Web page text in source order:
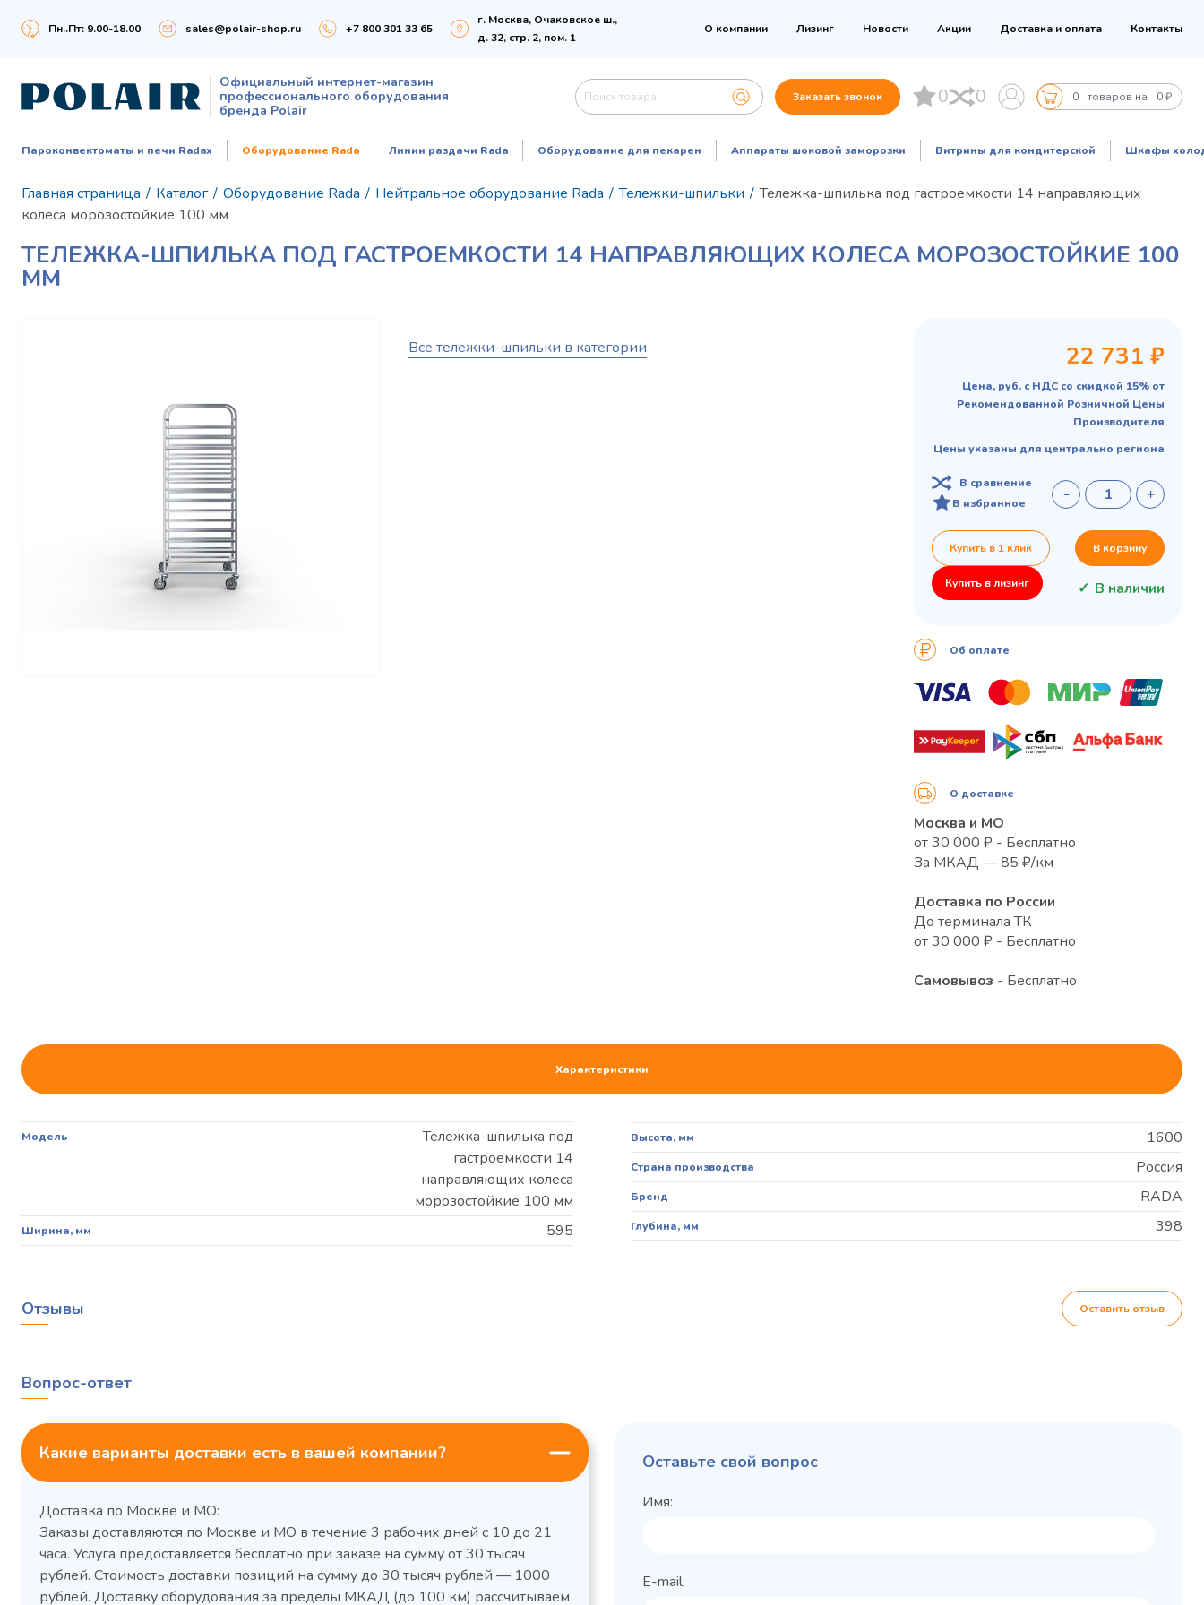
Пн..Пт: 9.00-18.00 sales@polair-shop.ru +7 800 301 33 65
г. Москва, Очаковское ш.,
д. 32, стр. 2, пом. 1
О компании Лизинг Новости Акции Доставка и оплата Контакты
Официальный интернет-магазин
профессионального оборудования
бренда Polair
Заказать звонок 0 0 0 товаров на 0 ₽
Пароконвектоматы и печи Radax Оборудование Rada Линии раздачи Rada Оборудование для пекарен Аппараты шоковой заморозки Витрины для кондитерской Шкафы
Главная страница / Каталог / Оборудование Rada / Нейтральное оборудование Rada / Тележки-шпильки / Тележка-шпилька под гастроемкости 14 направляющих
колеса морозостойкие 100 мм
ТЕЛЕЖКА-ШПИЛЬКА ПОД ГАСТРОЕМКОСТИ 14 НАПРАВЛЯЮЩИХ КОЛЕСА МОРОЗОСТОЙКИЕ 100
ММ
Все тележки-шпильки в категории 22 731 ₽
Цена, руб. с НДС со скидкой 15% от
Рекомендованной Розничной Цены
Производителя
Цены указаны для центрально региона
В сравнение
В избранное
Купить в 1 клик В корзину
Купить в лизинг В наличии
Об оплате
О доставке
Москва и МО
от 30 000 ₽ - Бесплатно
За МКАД — 85 ₽/км
Доставка по России
До терминала ТК
от 30 000 ₽ - Бесплатно
Самовывоз - Бесплатно
Характеристики
Модель
Тележка-шпилька под
гастроемкости 14
направляющих колеса
морозостойкие 100 мм
Ширина, мм 595
Высота, мм 1600
Страна производства Россия
Бренд RADA
Глубина, мм 398
Отзывы Оставить отзыв
Вопрос-ответ
Какие варианты доставки есть в вашей компании?
Доставка по Москве и МО:
Заказы доставляются по Москве и МО в течение 3 рабочих дней с 10 до 21
часа. Услуга предоставляется бесплатно при заказе на сумму от 30 тысяч
рублей. Стоимость доставки позиций на сумму до 30 тысяч рублей — 1000
рублей. Доставку оборудования за пределы МКАД (до 100 км) рассчитываем
Оставьте свой вопрос
Имя:
E-mail: